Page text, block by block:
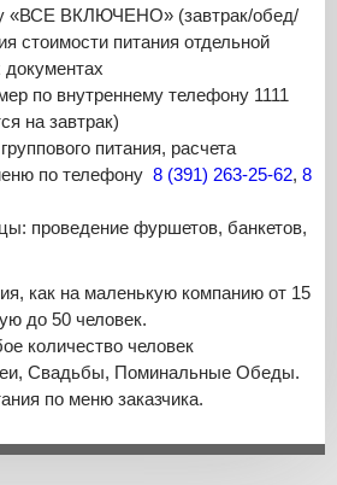
«ВСЕ ВКЛЮЧЕНО» (завтрак/обед/
стоимости питания отдельной
документах
по внутреннему телефону 1111
на завтрак)
питания, расчета
по телефону 8 (391) 263-25-62, 8
проведение фуршетов, банкетов,
как на маленькую компанию от 15
до 50 человек.
количество человек
Свадьбы, Поминальные Обеды.
по меню заказчика.